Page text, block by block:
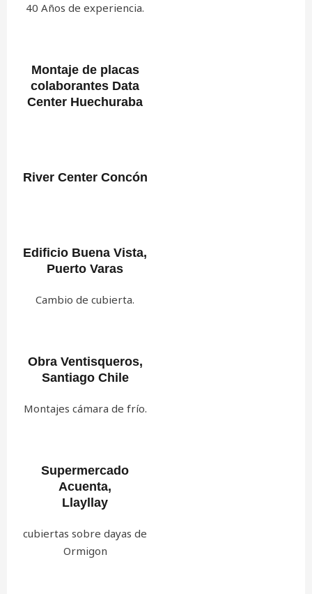
40 Años de experiencia.
Montaje de placas
colaborantes Data
Center Huechuraba
River Center Concón
Edificio Buena Vista,
Puerto Varas
Cambio de cubierta.
Obra Ventisqueros,
Santiago Chile
Montajes cámara de frío.
Supermercado
Acuenta,
Llayllay
cubiertas sobre dayas de
Ormigon